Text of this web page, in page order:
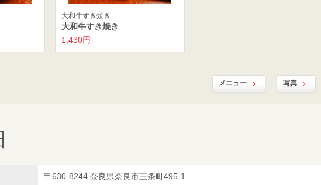
大和牛すき焼き
大和牛すき焼き
1,430円
メニュー 写真
〒630-8244 奈良県奈良市三条町495-1